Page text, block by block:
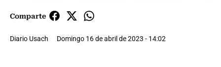
Comparte
Diario Usach Domingo 16 de abril de 2023 - 14:02